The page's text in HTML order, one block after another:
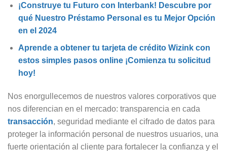
¡Construye tu Futuro con Interbank! Descubre por
qué Nuestro Préstamo Personal es tu Mejor Opción
en el 2024
Aprende a obtener tu tarjeta de crédito Wizink con
estos simples pasos online ¡Comienza tu solicitud
hoy!
Nos enorgullecemos de nuestros valores corporativos que
nos diferencian en el mercado: transparencia en cada
transacción, seguridad mediante el cifrado de datos para
proteger la información personal de nuestros usuarios, una
fuerte orientación al cliente para fortalecer la confianza y el